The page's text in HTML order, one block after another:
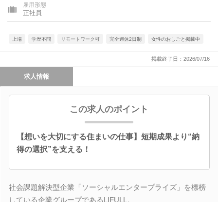
雇用形態
正社員
上場 学歴不問 リモートワーク可 完全週休2日制 女性のおしごと掲載中
掲載終了日：2026/07/16
求人情報
この求人のポイント
【想いを大切にする住まいの仕事】短期成果より“納
得の選択”を支える！
社会課題解決型企業「ソーシャルエンタープライズ」を標榜
している企業グループであるLIFULL。